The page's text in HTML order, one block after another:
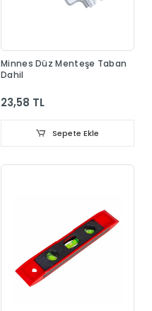
Minnes Düz Menteşe Taban
Dahil
23,58 TL
Sepete Ekle